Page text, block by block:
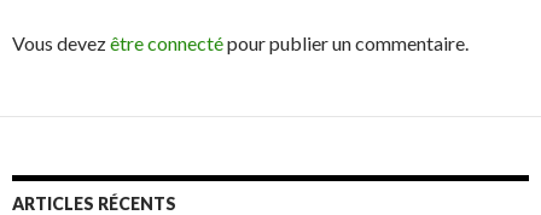
Vous devezêtre connectépour publier un commentaire.
ARTICLES RÉCENTS